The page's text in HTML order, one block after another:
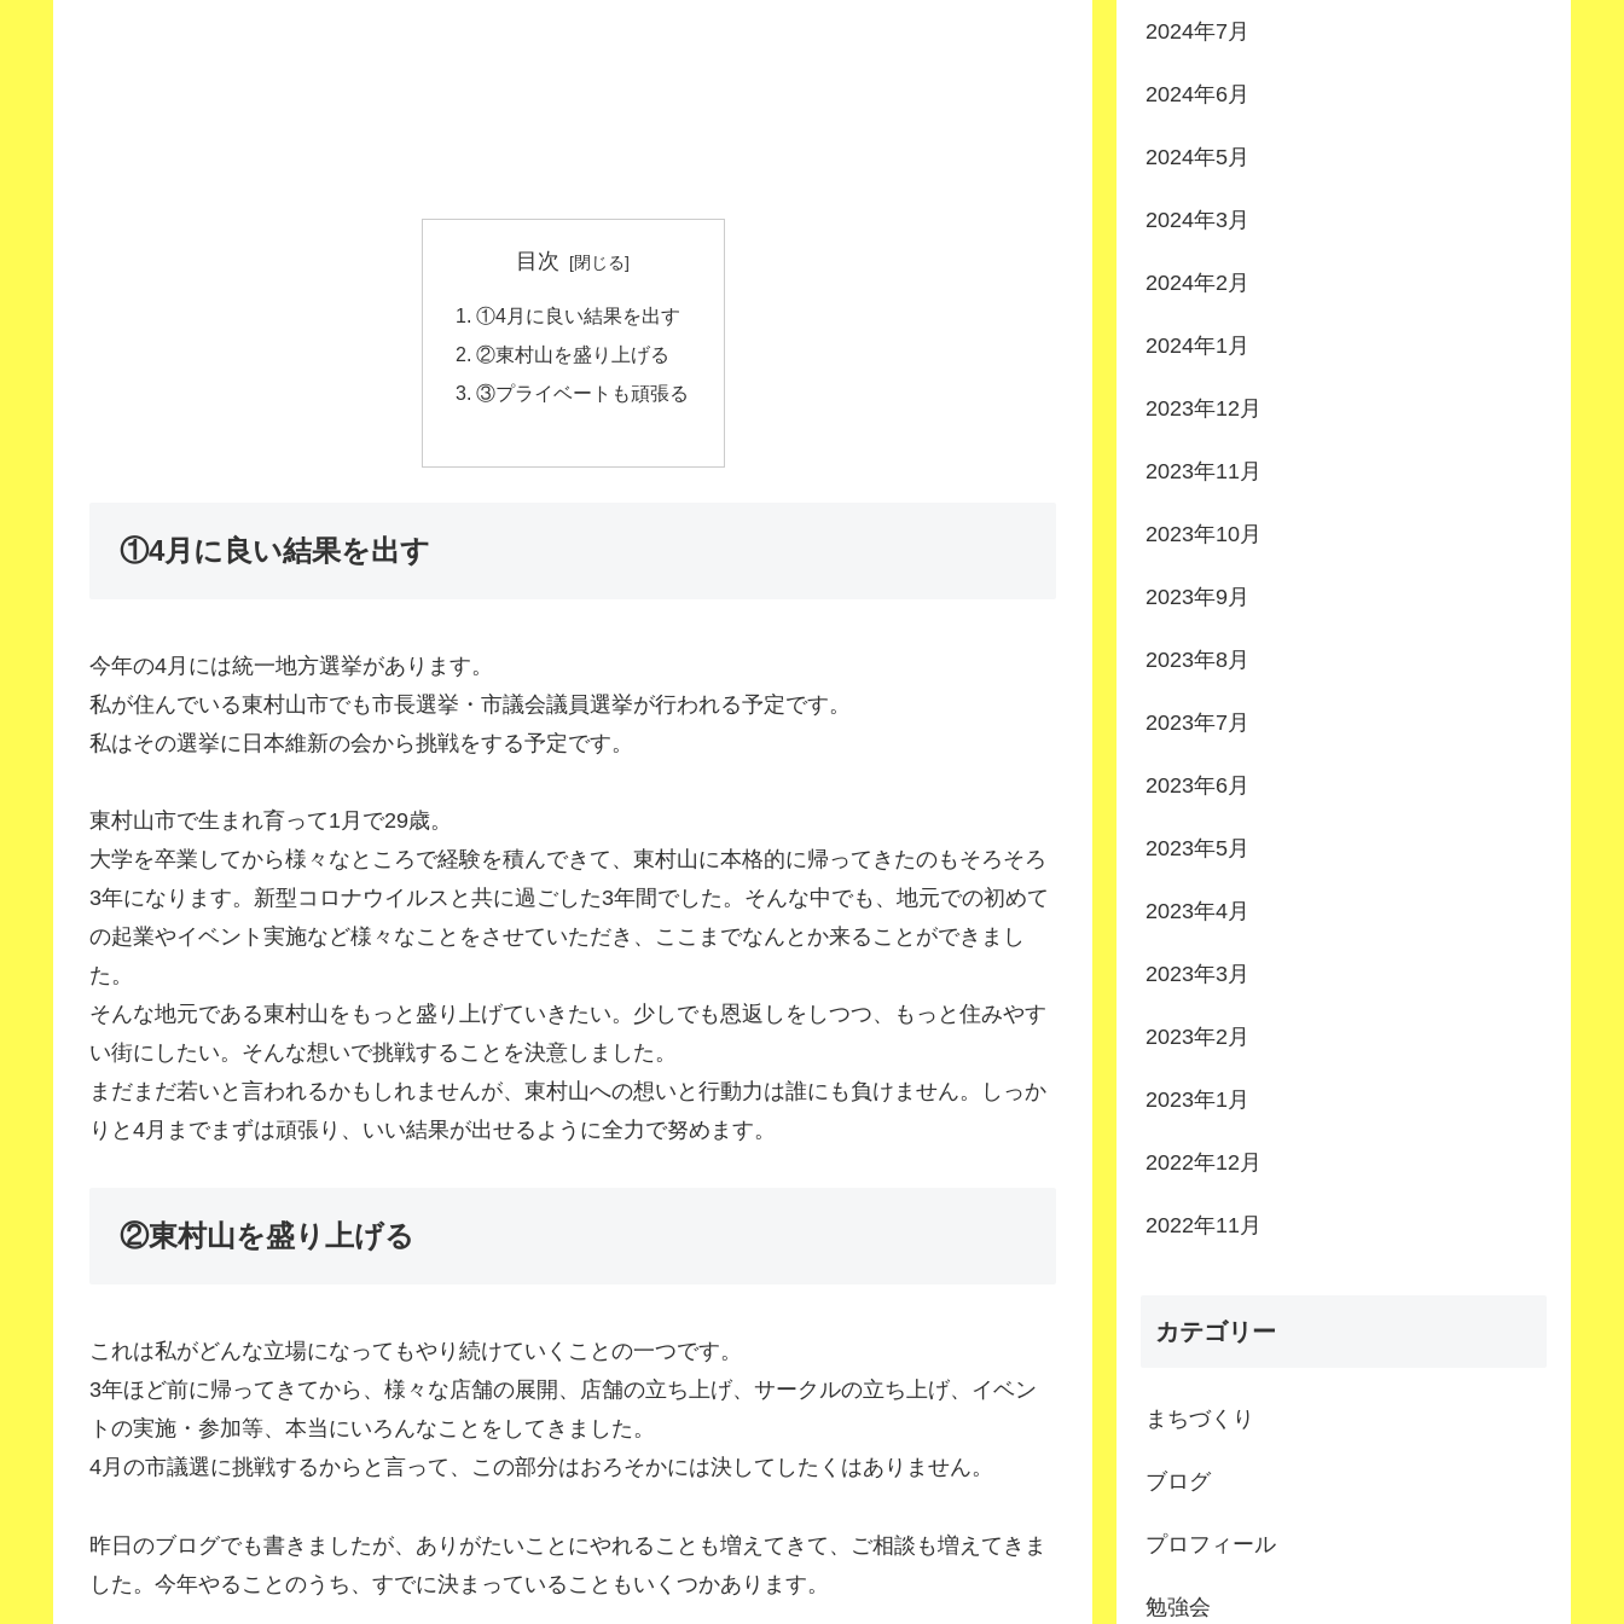
目次
①4月に良い結果を出す
②東村山を盛り上げる
③プライベートも頑張る
①4月に良い結果を出す
今年の4月には統一地方選挙があります。
私が住んでいる東村山市でも市長選挙・市議会議員選挙が行われる予定です。
私はその選挙に日本維新の会から挑戦をする予定です。
東村山市で生まれ育って1月で29歳。
大学を卒業してから様々なところで経験を積んできて、東村山に本格的に帰ってきたのもそろそろ
3年になります。新型コロナウイルスと共に過ごした3年間でした。そんな中でも、地元での初めて
の起業やイベント実施など様々なことをさせていただき、ここまでなんとか来ることができまし
た。
そんな地元である東村山をもっと盛り上げていきたい。少しでも恩返しをしつつ、もっと住みやす
い街にしたい。そんな想いで挑戦することを決意しました。
まだまだ若いと言われるかもしれませんが、東村山への想いと行動力は誰にも負けません。しっか
りと4月までまずは頑張り、いい結果が出せるように全力で努めます。
②東村山を盛り上げる
これは私がどんな立場になってもやり続けていくことの一つです。
3年ほど前に帰ってきてから、様々な店舗の展開、店舗の立ち上げ、サークルの立ち上げ、イベン
トの実施・参加等、本当にいろんなことをしてきました。
4月の市議選に挑戦するからと言って、この部分はおろそかには決してしたくはありません。
昨日のブログでも書きましたが、ありがたいことにやれることも増えてきて、ご相談も増えてきま
した。今年やることのうち、すでに決まっていることもいくつかあります。
2024年7月
2024年6月
2024年5月
2024年3月
2024年2月
2024年1月
2023年12月
2023年11月
2023年10月
2023年9月
2023年8月
2023年7月
2023年6月
2023年5月
2023年4月
2023年3月
2023年2月
2023年1月
2022年12月
2022年11月
カテゴリー
まちづくり
ブログ
プロフィール
勉強会